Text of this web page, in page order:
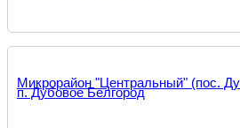
Микрорайон "Центральный" (пос.
п. Дубовое Белгород